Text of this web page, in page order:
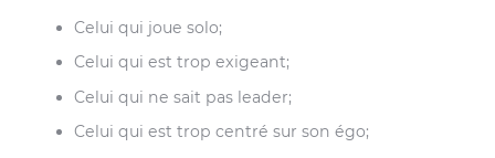
Celui qui joue solo;
Celui qui est trop exigeant;
Celui qui ne sait pas leader;
Celui qui est trop centré sur son égo;